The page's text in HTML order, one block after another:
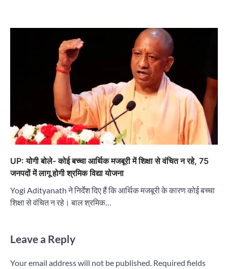
UP: योगी बोले- कोई बच्चा आर्थिक मजबूरी में शिक्षा से वंचित न रहे, 75
जनपदों में लागू होगी श्रमिक विद्या योजना
Yogi Adityanath ने निर्देश दिए हैं कि आर्थिक मजबूरी के कारण कोई बच्चा
शिक्षा से वंचित न रहे। बाल श्रमिक…
Leave a Reply
Your email address will not be published. Required fields